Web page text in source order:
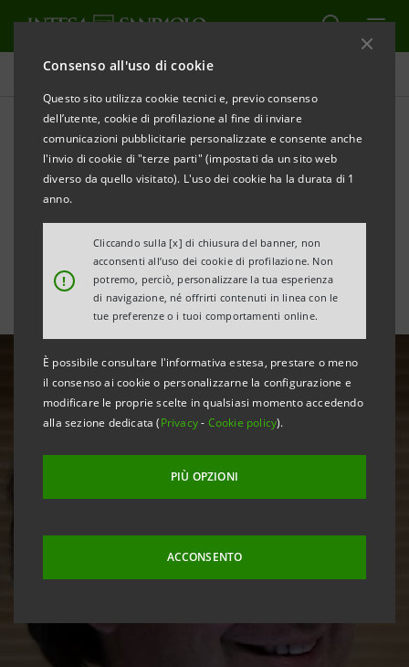
Consenso all'uso di cookie
Questo sito utilizza cookie tecnici e, previo consenso
dell’utente, cookie di profilazione al fine di inviare
comunicazioni pubblicitarie personalizzate e consente anche
l'invio di cookie di "terze parti" (impostati da un sito web
diverso da quello visitato). L'uso dei cookie ha la durata di 1
anno.
!
Cliccando sulla [x] di chiusura del banner, non
acconsenti all’uso dei cookie di profilazione. Non
potremo, perciò, personalizzare la tua esperienza
di navigazione, né offrirti contenuti in linea con le
tue preferenze o i tuoi comportamenti online.
È possibile consultare l'informativa estesa, prestare o meno
il consenso ai cookie o personalizzarne la configurazione e
modificare le proprie scelte in qualsiasi momento accedendo
alla sezione dedicata (Privacy- Cookie policy).
PIÙ OPZIONI
ACCONSENTO
Tutte le news
Terzo Trimestre 2020:
dichiarazioni del CEO Carlo
Messina